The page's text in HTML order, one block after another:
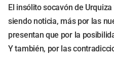
El insólito socavón de
siendo noticia, más por las
presentan que por la
Y también, por las